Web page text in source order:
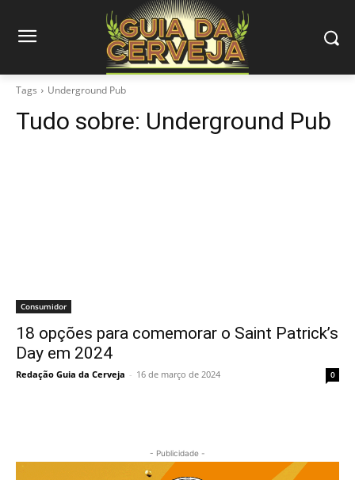
Tags Underground Pub
Tudo sobre: Underground Pub
Consumidor
18 opções para comemorar o Saint Patrick’s
Day em 2024
Redação Guia da Cerveja - 16 de março de 2024 0
- Publicidade -